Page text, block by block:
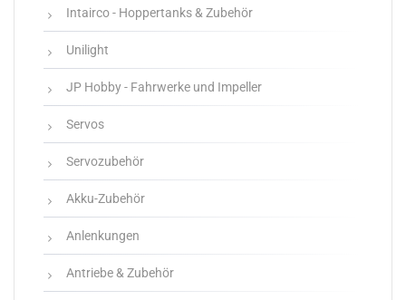
Intairco - Hoppertanks & Zubehör
Unilight
JP Hobby - Fahrwerke und Impeller
Servos
Servozubehör
Akku-Zubehör
Anlenkungen
Antriebe & Zubehör